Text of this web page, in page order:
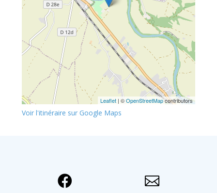
Leaflet | ©OpenStreetMapcontributors
Voir l'itinéraire sur Google Maps
 